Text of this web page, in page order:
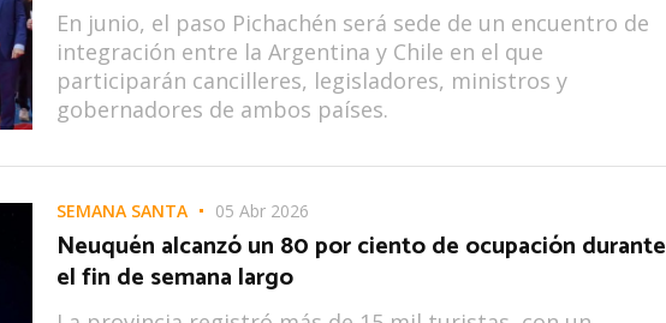
En junio, el paso Pichachén será sede de un encuentro de
integración entre la Argentina y Chile en el que
participarán cancilleres, legisladores, ministros y
gobernadores de ambos países.
SEMANA SANTA 05 Abr 2026
Neuquén alcanzó un 80 por ciento de ocupación durante
el fin de semana largo